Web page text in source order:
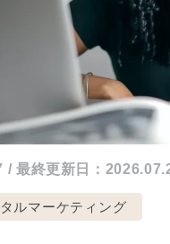
/ 最終更新日：
ルマーケティング